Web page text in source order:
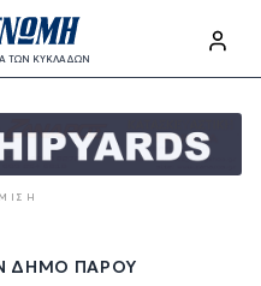
ΤΩΝ ΚΥΚΛΑΔΩΝ
ΔΉΜΟ ΠΆΡΟΥ